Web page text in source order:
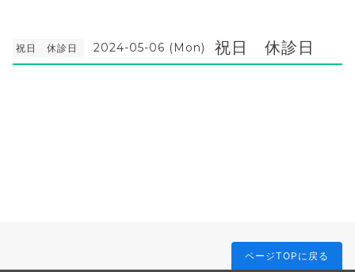
祝日 休診日 2024-05-06 (Mon) 祝日 休診日
ページTOPに戻る